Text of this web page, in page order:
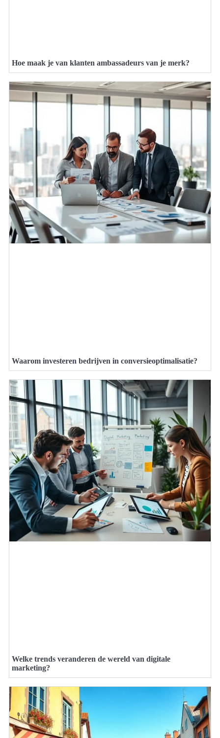
Hoe maak je van klanten ambassadeurs van je merk?
Waarom investeren bedrijven in conversieoptimalisatie?
Welke trends veranderen de wereld van digitale
marketing?